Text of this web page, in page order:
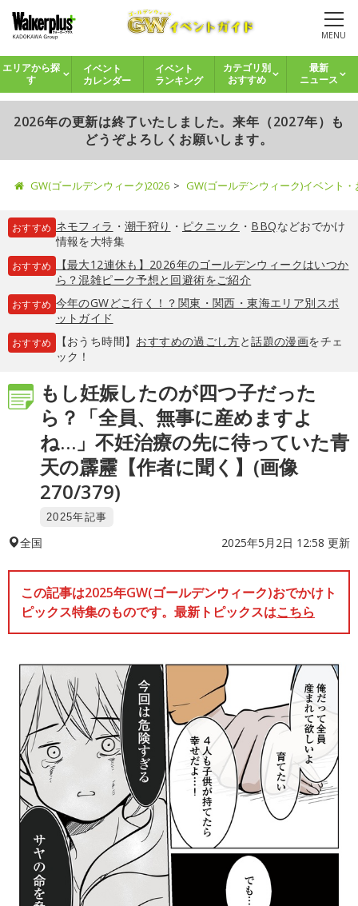
MENU
エリアから探
す
イベント
カレンダー
イベント
ランキング
カテゴリ別
おすすめ
最新
ニュース
2026年の更新は終了いたしました。来年（2027年）も
どうぞよろしくお願いします。
GW(ゴールデンウィーク)2026 GW(ゴールデンウィーク)イベント
おすすめ ネモフィラ ・ 潮干狩り ・ ピクニック ・ BBQなどおでかけ
情報を大特集
おすすめ
【最大12連休も】2026年のゴールデンウィークはいつか
ら？混雑ピーク予想と回避術をご紹介
おすすめ 今年のGWどこ行く！？関東・関西・東海エリア別スポ
ットガイド
おすすめ 【おうち時間】 おすすめの過ごし方と話題の漫画をチェ
ック！
もし妊娠したのが四つ子だった
ら？「全員、無事に産めますよ
ね…」不妊治療の先に待っていた青
天の霹靂【作者に聞く】(画像
270/379)
2025年記事
全国 2025年5月2日 12:58 更新
この記事は2025年GW(ゴールデンウィーク)おでかけト
ピックス特集のものです。最新トピックスはこちら